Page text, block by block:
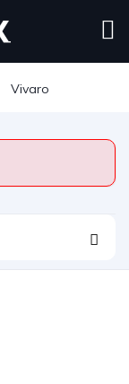
Vivaro